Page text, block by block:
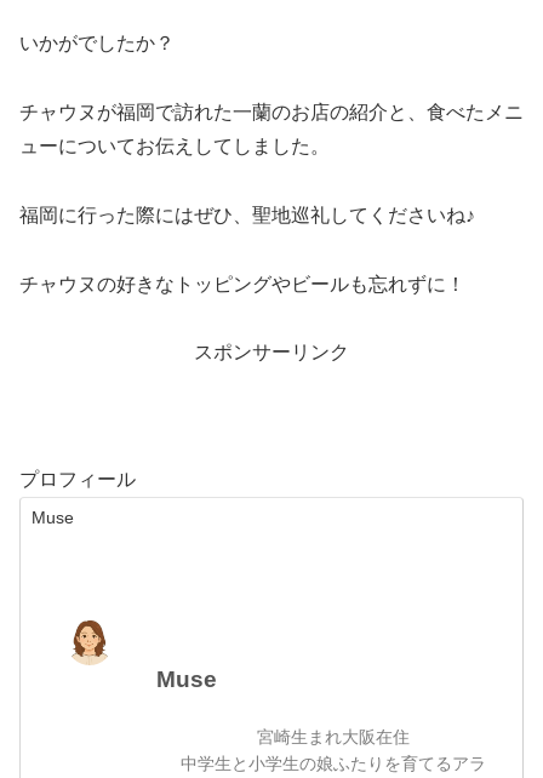
いかがでしたか？
チャウヌが福岡で訪れた一蘭のお店の紹介と、食べたメニ
ューについてお伝えしてしました。
福岡に行った際にはぜひ、聖地巡礼してくださいね♪
チャウヌの好きなトッピングやビールも忘れずに！
スポンサーリンク
プロフィール
Muse
Muse
宮崎生まれ大阪在住
中学生と小学生の娘ふたりを育てるアラ